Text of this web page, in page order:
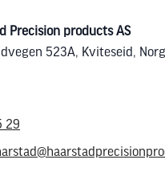
Precision products AS
523A, Kviteseid,
29